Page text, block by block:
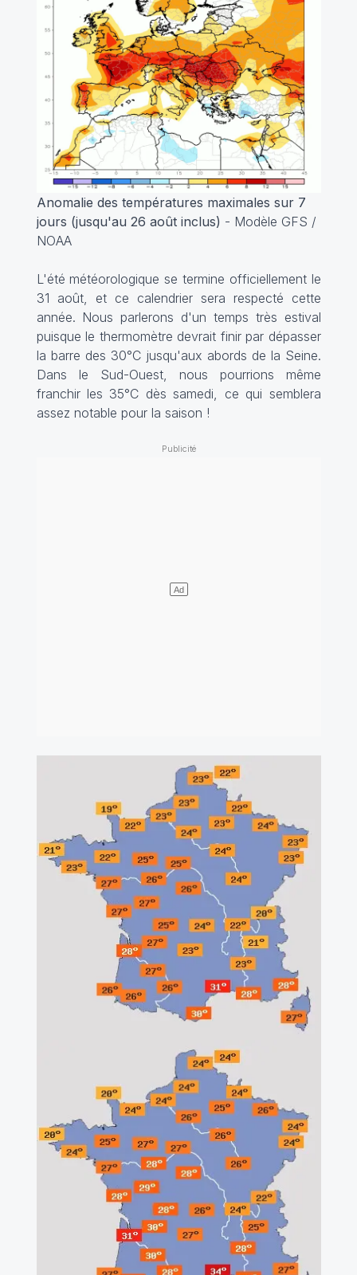
Anomalie des températures maximales sur 7
jours (jusqu'au 26 août inclus) - Modèle GFS /
NOAA
L'été météorologique se termine officiellement le
31 août, et ce calendrier sera respecté cette
année. Nous parlerons d'un temps très estival
puisque le thermomètre devrait finir par dépasser
la barre des 30°C jusqu'aux abords de la Seine.
Dans le Sud-Ouest, nous pourrions même
franchir les 35°C dès samedi, ce qui semblera
assez notable pour la saison !